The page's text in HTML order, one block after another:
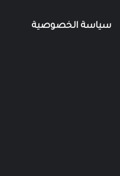
سياسة الخصوصية